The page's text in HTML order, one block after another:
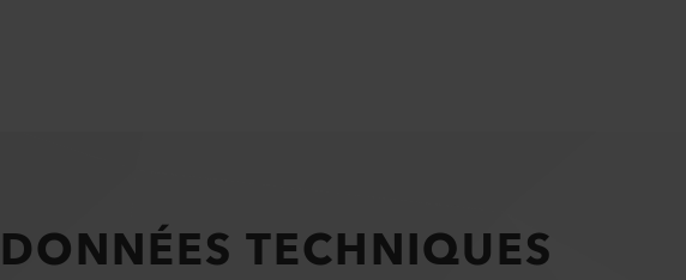
DONNÉES TECHNIQUES